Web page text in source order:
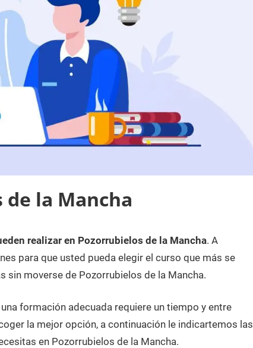
la Mancha
realizar en Pozorrubielos de la Mancha. A
para que usted pueda elegir el curso que más se
sin moverse de Pozorrubielos de la Mancha.
formación adecuada requiere un tiempo y entre
la mejor opción, a continuación le indicartemos las
en Pozorrubielos de la Mancha.